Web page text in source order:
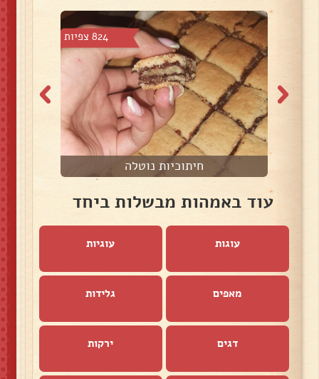
824 צפיות
חיתוכיות נוטלה
עוד באמהות מבשלות ביחד
עוגות עוגיות
מאפים גלידות
דגים ירקות